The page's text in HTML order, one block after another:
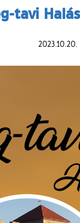
tavi
2023.10.20.